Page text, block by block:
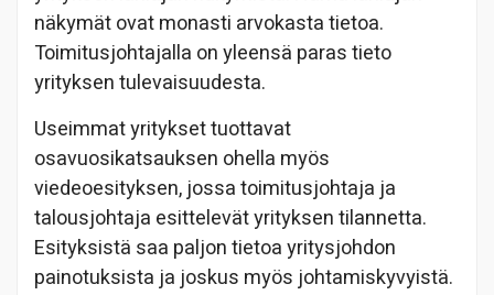
näkymät ovat monasti arvokasta tietoa.
Toimitusjohtajalla on yleensä paras tieto
yrityksen tulevaisuudesta.
Useimmat yritykset tuottavat
osavuosikatsauksen ohella myös
viedeoesityksen, jossa toimitusjohtaja ja
talousjohtaja esittelevät yrityksen tilannetta.
Esityksistä saa paljon tietoa yritysjohdon
painotuksista ja joskus myös johtamiskyvyistä.